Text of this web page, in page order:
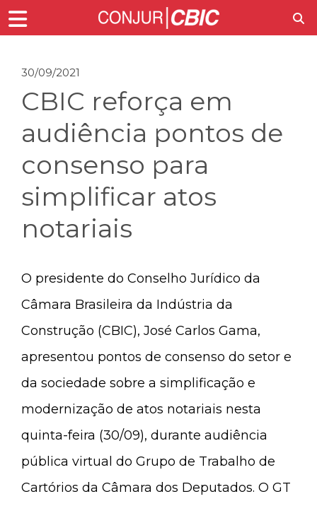
30/09/2021
CBIC reforça em
audiência pontos de
consenso para
simplificar atos
notariais
O presidente do Conselho Jurídico da
Câmara Brasileira da Indústria da
Construção (CBIC), José Carlos Gama,
apresentou pontos de consenso do setor e
da sociedade sobre a simplificação e
modernização de atos notariais nesta
quinta-feira (30/09), durante audiência
pública virtual do Grupo de Trabalho de
Cartórios da Câmara dos Deputados. O GT